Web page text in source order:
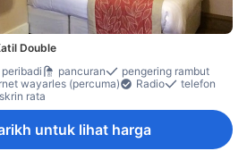
Double
pancuran
pengering rambut
wayarles (percuma) Radio
telefon
rata
untuk lihat harga